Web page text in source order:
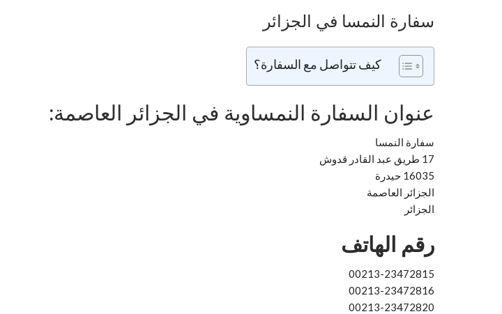
سفارة النمسا في الجزائر
كيف تتواصل مع السفارة؟
عنوان السفارة النمساوية في الجزائر العاصمة:
سفارة النمسا
17 طريق عبد القادر قدوش
16035 حيدرة
الجزائر العاصمة
الجزائر
رقم الهاتف
00213-23472815
00213-23472816
00213-23472820